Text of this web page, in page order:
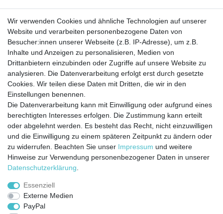
Barrierefreiheitserklärung Widerrufs­recht
Vertrag widerrufen Kontakt
Jetzt anmelden und auf dem Laufenden
bleiben!
Sie wollen keine Neuigkeiten verpassen?
Dann melden Sie sich noch heute zu unserem Newsletter an:
VORNAME
E-MAIL **
Newsletter
Honig
Wir verwenden Cookies und ähnliche Technologien auf unserer
Website und verarbeiten personenbezogene Daten von
Besucher:innen unserer Webseite (z.B. IP-Adresse), um z.B.
Inhalte und Anzeigen zu personalisieren, Medien von
Drittanbietern einzubinden oder Zugriffe auf unsere Website zu
analysieren. Die Datenverarbeitung erfolgt erst durch gesetzte
Cookies. Wir teilen diese Daten mit Dritten, die wir in den
Einstellungen benennen.
Die Datenverarbeitung kann mit Einwilligung oder aufgrund eines
berechtigten Interesses erfolgen. Die Zustimmung kann erteilt
oder abgelehnt werden. Es besteht das Recht, nicht einzuwilligen
und die Einwilligung zu einem späteren Zeitpunkt zu ändern oder
zu widerrufen. Beachten Sie unser Impressum und weitere
Hinweise zur Verwendung personenbezogener Daten in unserer
Daten­schutz­erklärung
Essenziell
Externe Medien
PayPal